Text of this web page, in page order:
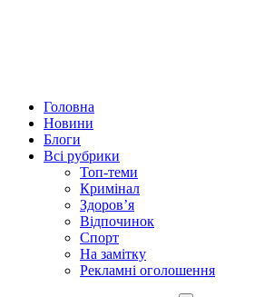
Головна
Новини
Блоги
Всі рубрики
Топ-теми
Кримінал
Здоров’я
Відпочинок
Спорт
На замітку
Рекламні оголошення